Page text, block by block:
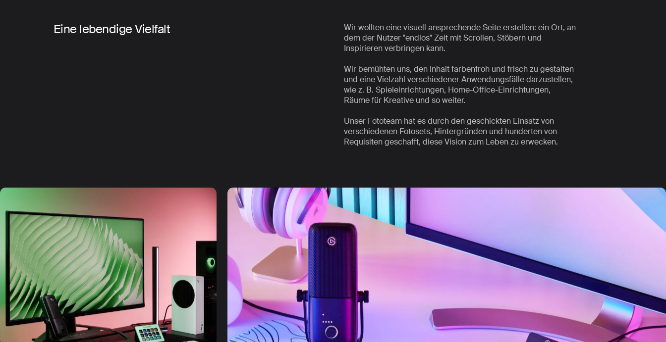
Eine lebendige Vielfalt
Wir wollten eine visuell ansprechende Seite erstellen: ein Ort, an
dem der Nutzer "endlos" Zeit mit Scrollen, Stöbern und
Inspirieren verbringen kann.
Wir bemühten uns, den Inhalt farbenfroh und frisch zu gestalten
und eine Vielzahl verschiedener Anwendungsfälle darzustellen,
wie z. B. Spieleinrichtungen, Home-Office-Einrichtungen,
Räume für Kreative und so weiter.
Unser Fototeam hat es durch den geschickten Einsatz von
verschiedenen Fotosets, Hintergründen und hunderten von
Requisiten geschafft, diese Vision zum Leben zu erwecken.